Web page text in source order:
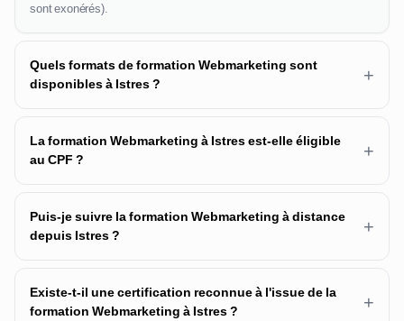
sont exonérés).
Quels formats de formation Webmarketing sont
disponibles à Istres ?
+
La formation Webmarketing à Istres est-elle éligible
au CPF ?
+
Puis-je suivre la formation Webmarketing à distance
depuis Istres ?
+
Existe-t-il une certification reconnue à l'issue de la
formation Webmarketing à Istres ?
+